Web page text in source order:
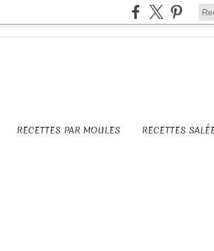
RECETTES PAR MOULES RECETTES